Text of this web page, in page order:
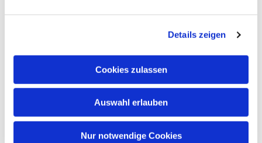
Details zeigen
Cookies zulassen
Auswahl erlauben
Nur notwendige Cookies
NAVIGATION